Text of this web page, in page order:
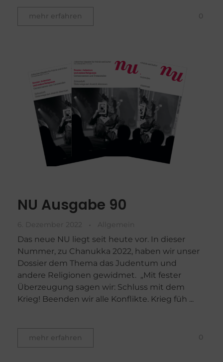
mehr erfahren 0
NU Ausgabe 90
6. Dezember 2022 Allgemein
Das neue NU liegt seit heute vor. In dieser
Nummer, zu Chanukka 2022, haben wir unser
Dossier dem Thema das Judentum und
andere Religionen gewidmet. „Mit fester
Überzeugung sagen wir: Schluss mit dem
Krieg! Beenden wir alle Konflikte. Krieg füh ...
mehr erfahren 0